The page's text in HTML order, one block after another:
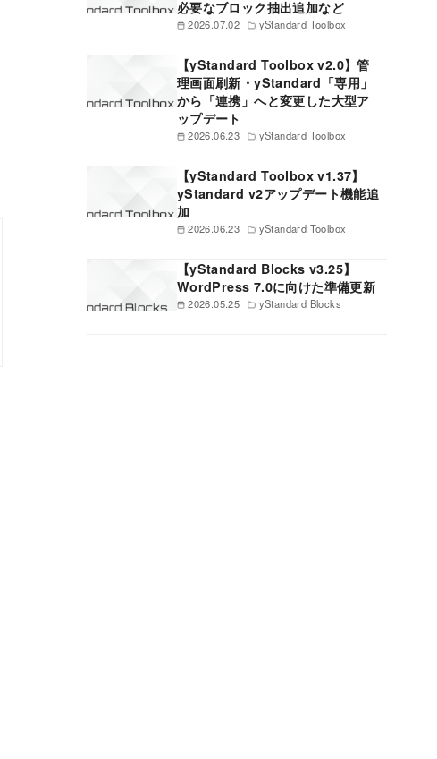
2026.07.02 yStandard Toolbox
必要なブロック抽出追加など
2026.06.23 yStandard Toolbox
【yStandard Toolbox v2.0】管
理画面刷新・yStandard「専用」
から「連携」へと変更した大型ア
ップデート
2026.06.23 yStandard Toolbox
【yStandard Toolbox v1.37】
yStandard v2アップデート機能追
加
2026.05.25 yStandard Blocks
【yStandard Blocks v3.25】
WordPress 7.0に向けた準備更新